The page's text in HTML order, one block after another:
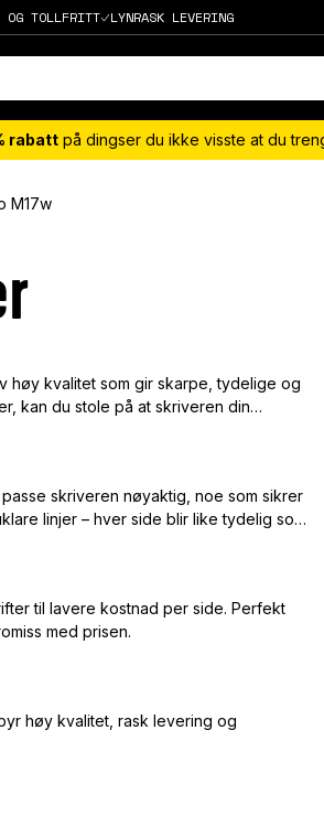
TOLLFRITT LYNRASK LEVERING
rabattpå dingser du ikke visste at du
M17w
høy kvalitet som gir skarpe, tydelige og
kan du stole på at skriveren din
skriveren nøyaktig, noe som sikrer
linjer – hver side blir like tydelig som
til lavere kostnad per side. Perfekt
med prisen.
høy kvalitet, rask levering og